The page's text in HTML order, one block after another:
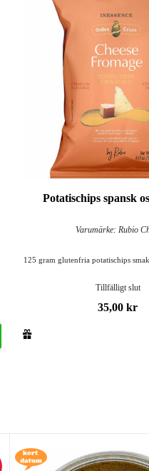
Potatischips spansk
Varumärke: Rubio
125 gram glutenfria potatischips
Tillfälligt slut
35,00 kr